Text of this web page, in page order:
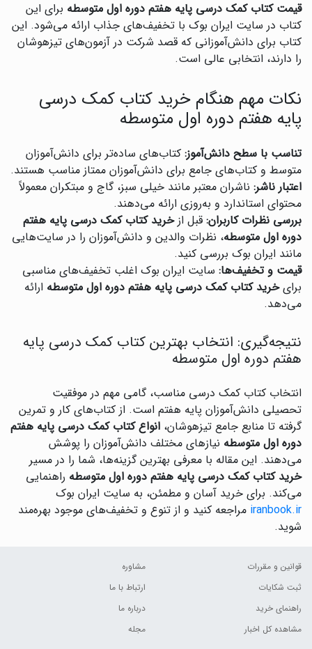
قیمت کتاب کمک درسی پایه هفتم دوره اول متوسطه برای این
کتاب در سایت ایران بوک با تخفیف‌های جذاب ارائه می‌شود. این
کتاب برای دانش‌آموزانی که قصد شرکت در آزمون‌های تیزهوشان
را دارند، انتخابی عالی است.
نکات مهم هنگام خرید کتاب کمک درسی
پایه هفتم دوره اول متوسطه
تناسب با سطح دانش‌آموز: کتاب‌های ساده‌تر برای دانش‌آموزان
متوسط و کتاب‌های جامع برای دانش‌آموزان ممتاز مناسب هستند.
اعتبار ناشر: ناشران معتبر مانند خیلی سبز، گاج و مبتکران معمولاً
محتوای استاندارد و به‌روزی ارائه می‌دهند.
بررسی نظرات کاربران: قبل ازخرید کتاب کمک درسی پایه هفتم
دوره اول متوسطه، نظرات والدین و دانش‌آموزان را در سایت‌هایی
مانند ایران بوک بررسی کنید.
قیمت و تخفیف‌ها: سایت ایران بوک اغلب تخفیف‌های مناسبی
برایخرید کتاب کمک درسی پایه هفتم دوره اول متوسطه ارائه
می‌دهد.
نتیجه‌گیری: انتخاب بهترین کتاب کمک درسی پایه
هفتم دوره اول متوسطه
انتخاب کتاب کمک درسی مناسب، گامی مهم در موفقیت
تحصیلی دانش‌آموزان پایه هفتم است. از کتاب‌های کار و تمرین
گرفته تا منابع جامع تیزهوشان، انواع کتاب کمک درسی پایه هفتم
دوره اول متوسطه نیازهای مختلف دانش‌آموزان را پوشش
می‌دهند. این مقاله با معرفی بهترین گزینه‌ها، شما را در مسیر
خرید کتاب کمک درسی پایه هفتم دوره اول متوسطه راهنمایی
می‌کند. برای خرید آسان و مطمئن، به سایت ایران بوک
iranbook.ir مراجعه کنید و از تنوع و تخفیف‌های موجود بهره‌مند
شوید.
قوانین و مقررات
ثبت شکایات
راهنمای خرید
مشاهده کل اخبار
مشاوره
ارتباط با ما
درباره ما
مجله